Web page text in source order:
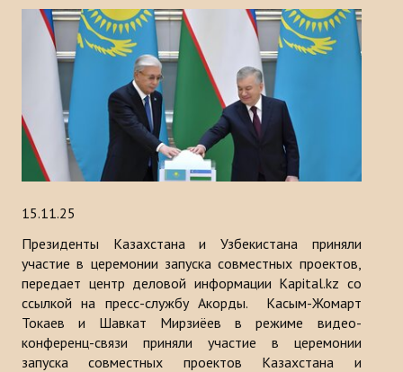
15.11.25
Президенты Казахстана и Узбекистана приняли
участие в церемонии запуска совместных проектов,
передает центр деловой информации Kapital.kz со
ссылкой на пресс-службу Акорды. Касым-Жомарт
Токаев и Шавкат Мирзиёев в режиме видео-
конференц-связи приняли участие в церемонии
запуска совместных проектов Казахстана и